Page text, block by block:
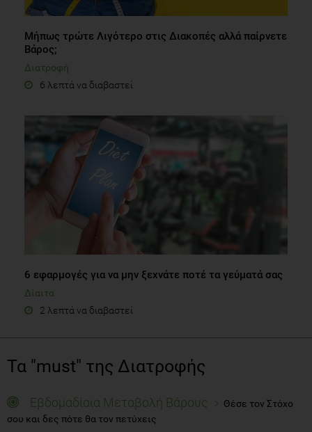
Μήπως τρώτε Λιγότερο στις Διακοπές αλλά παίρνετε
Βάρος;
Διατροφή
6 λεπτά να διαβαστεί
6 εφαρμογές για να μην ξεχνάτε ποτέ τα γεύματά σας
Δίαιτα
2 λεπτά να διαβαστεί
Τα "must" της Διατροφής
Εβδομαδίαια Μεταβολή Βάρους
Θέσε τον Στόχο
σου και δες πότε θα τον πετύχεις